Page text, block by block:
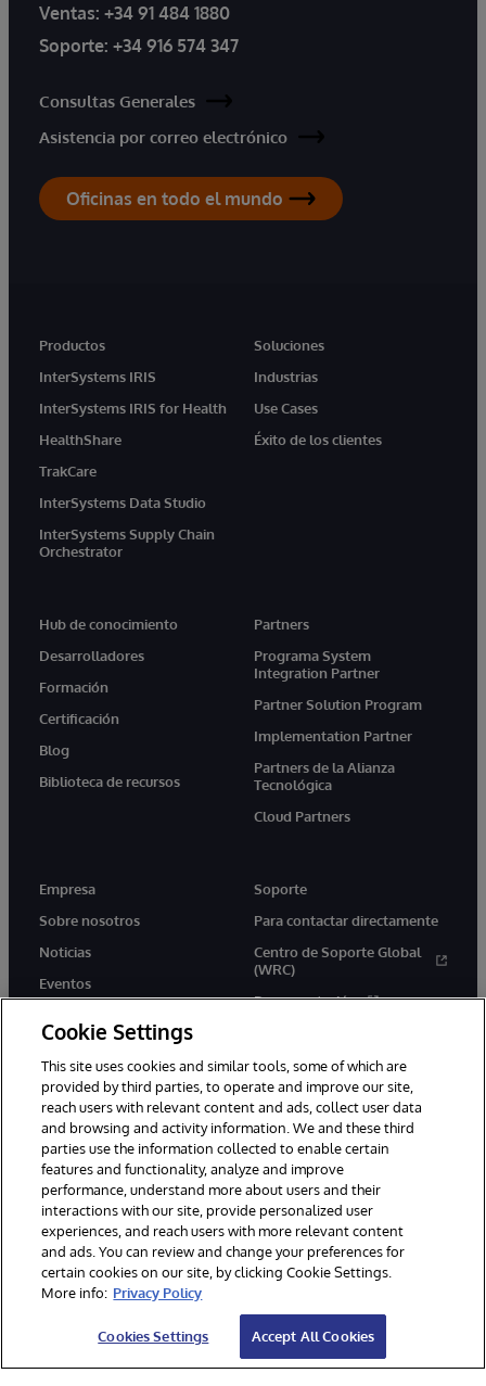
Ventas: +34 91 484 1880
Soporte: +34 916 574 347
Consultas Generales
Asistencia por correo electrónico
Oficinas en todo el mundo
Productos
InterSystems IRIS
InterSystems IRIS for Health
HealthShare
TrakCare
InterSystems Data Studio
InterSystems Supply Chain
Orchestrator
Soluciones
Industrias
Use Cases
Éxito de los clientes
Hub de conocimiento
Desarrolladores
Formación
Certificación
Blog
Biblioteca de recursos
Partners
Programa System
Integration Partner
Partner Solution Program
Implementation Partner
Partners de la Alianza
Tecnológica
Cloud Partners
Empresa
Sobre nosotros
Noticias
Eventos
Soporte
Para contactar directamente
Centro de Soporte Global
(WRC)
Documentación
1996-2026 InterSystems Corporation, Boston, MA. Todos los
derechos reservados.
Avisos/Términos y condiciones
Garantía de devolución
Accesibilidad
Cookie Settings
This site uses cookies and similar tools, some of which are
provided by third parties, to operate and improve our site,
reach users with relevant content and ads, collect user data
and browsing and activity information. We and these third
parties use the information collected to enable certain
features and functionality, analyze and improve
performance, understand more about users and their
interactions with our site, provide personalized user
experiences, and reach users with more relevant content
and ads. You can review and change your preferences for
certain cookies on our site, by clicking Cookie Settings.
More info: Privacy Policy
Cookies Settings Accept All Cookies